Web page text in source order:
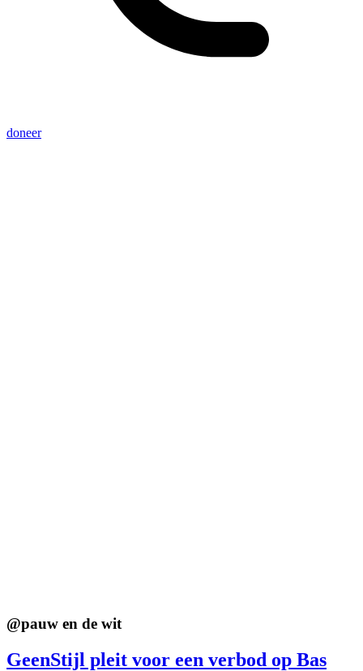
doneer
@pauw en de wit
GeenStijl pleit voor een verbod op Bas